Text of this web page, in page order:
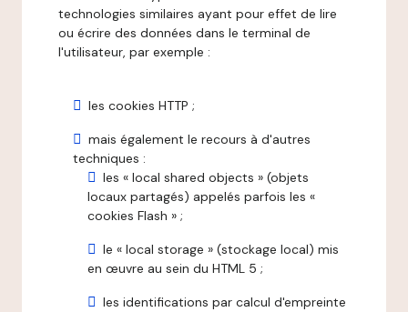
technologies similaires ayant pour effet de lire
ou écrire des données dans le terminal de
l'utilisateur, par exemple :
les cookies HTTP ;
mais également le recours à d'autres
techniques :
les « local shared objects » (objets
locaux partagés) appelés parfois les «
cookies Flash » ;
le « local storage » (stockage local) mis
en œuvre au sein du HTML 5 ;
les identifications par calcul d'empreinte